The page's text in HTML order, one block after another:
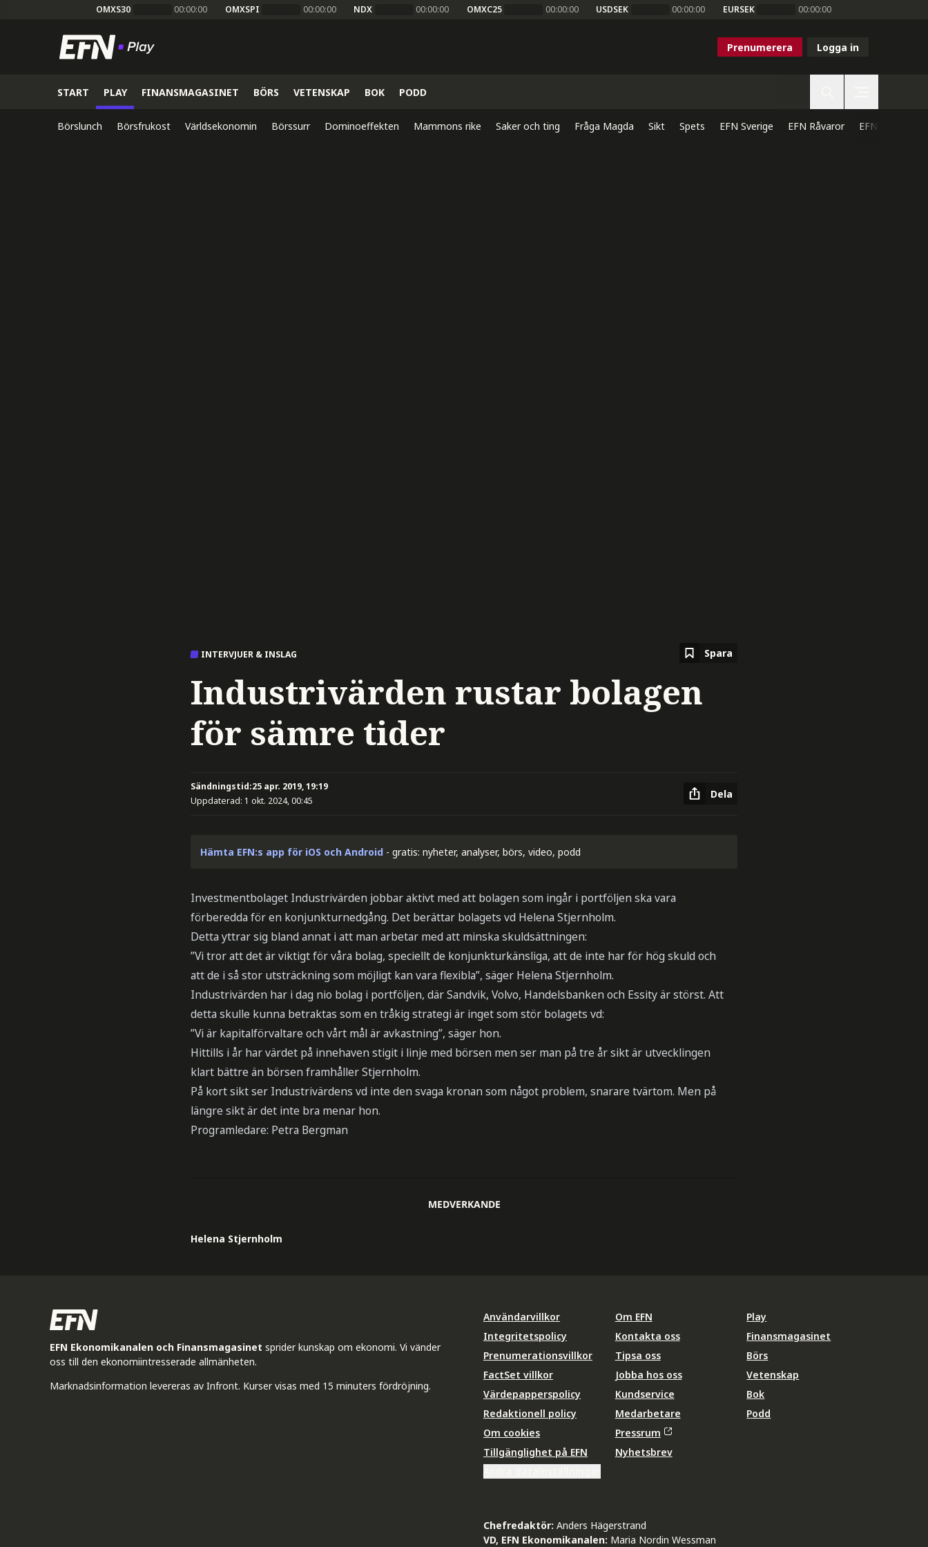
OMXS30 00:00:00 OMXSPI 00:00:00 NDX 00:00:00 OMXC25 00:00:00 USDSEK 00:00:00 EURSEK 00:00:00
Prenumerera Logga in
START PLAY FINANSMAGASINET BÖRS VETENSKAP BOK PODD
Börslunch Börsfrukost Världsekonomin Börssurr Dominoeffekten Mammons rike Saker och ting Fråga Magda Sikt Spets EFN Sverige EFN Råvaror EFN Direkt
INTERVJUER & INSLAG Spara
Industrivärden rustar bolagen
för sämre tider
Sändningstid:25 apr. 2019, 19:19
Uppdaterad: 1 okt. 2024, 00:45
Dela
Hämta EFN:s app för iOS och Android - gratis: nyheter, analyser, börs, video, podd
Investmentbolaget Industrivärden jobbar aktivt med att bolagen som ingår i portföljen ska vara
förberedda för en konjunkturnedgång. Det berättar bolagets vd Helena Stjernholm.
Detta yttrar sig bland annat i att man arbetar med att minska skuldsättningen:
”Vi tror att det är viktigt för våra bolag, speciellt de konjunkturkänsliga, att de inte har för hög skuld och
att de i så stor utsträckning som möjligt kan vara flexibla”, säger Helena Stjernholm.
Industrivärden har i dag nio bolag i portföljen, där Sandvik, Volvo, Handelsbanken och Essity är störst. Att
detta skulle kunna betraktas som en tråkig strategi är inget som stör bolagets vd:
”Vi är kapitalförvaltare och vårt mål är avkastning”, säger hon.
Hittills i år har värdet på innehaven stigit i linje med börsen men ser man på tre år sikt är utvecklingen
klart bättre än börsen framhåller Stjernholm.
På kort sikt ser Industrivärdens vd inte den svaga kronan som något problem, snarare tvärtom. Men på
längre sikt är det inte bra menar hon.
Programledare: Petra Bergman
MEDVERKANDE
Helena Stjernholm
EFN Ekonomikanalen och Finansmagasinet sprider kunskap om ekonomi. Vi vänder
oss till den ekonomiintresserade allmänheten.
Marknadsinformation levereras av Infront. Kurser visas med 15 minuters fördröjning.
Användarvillkor
Integritetspolicy
Prenumerationsvillkor
FactSet villkor
Värdepapperspolicy
Redaktionell policy
Om cookies
Tillgänglighet på EFN
Om EFN
Kontakta oss
Tipsa oss
Jobba hos oss
Kundservice
Medarbetare
Pressrum
Nyhetsbrev
Play
Finansmagasinet
Börs
Vetenskap
Bok
Podd
Chefredaktör: Anders Hägerstrand
VD, EFN Ekonomikanalen: Maria Nordin Wessman